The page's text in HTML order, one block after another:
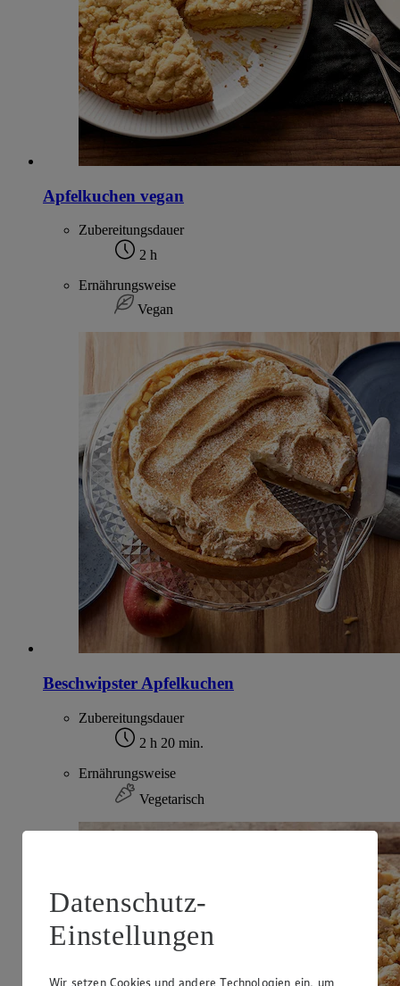
Apfelkuchen vegan
Zubereitungsdauer
2 h
Ernährungsweise
Vegan
Beschwipster Apfelkuchen
Zubereitungsdauer
2 h 20 min.
Ernährungsweise
Vegetarisch
Datenschutz-
Einstellungen
Wir setzen Cookies und andere Technologien ein, um